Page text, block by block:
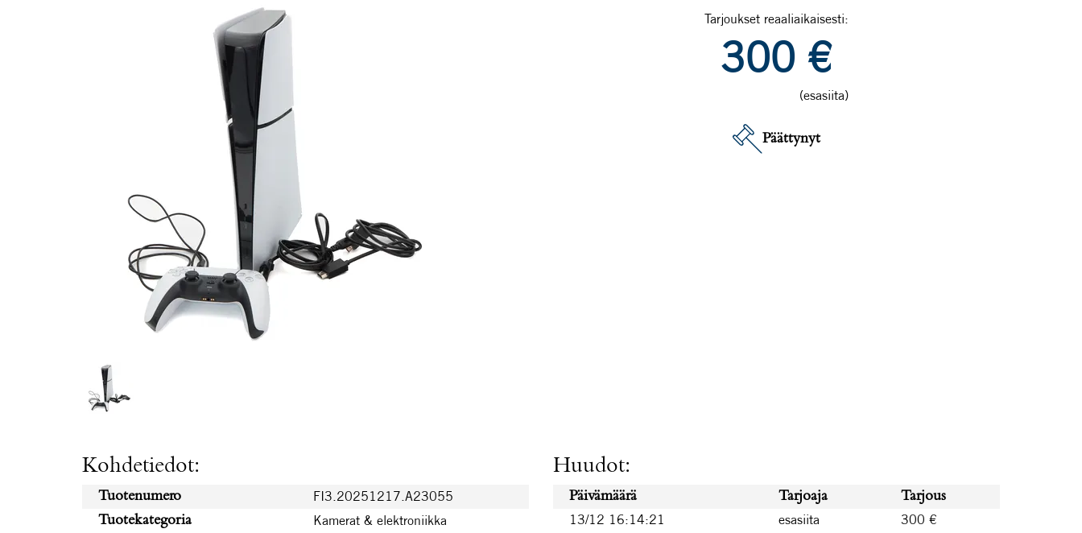
Tarjoukset reaaliaikaisesti:
300 €
(esasiita)
Päättynyt
Kohdetiedot:
Tuotenumero FI3.20251217.A23055
Tuotekategoria Kamerat & elektroniikka
Huudot:
Päivämäärä Tarjoaja Tarjous
13/12 16:14:21 esasiita 300 €